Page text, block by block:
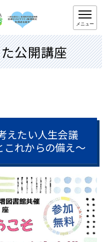
メニュー
公開講座
えたい人生会議
これからの備え～